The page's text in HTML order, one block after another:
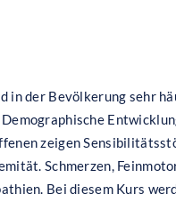
in der Bevölkerung sehr
zeigen
Schmerzen,
Bei diesem Kurs